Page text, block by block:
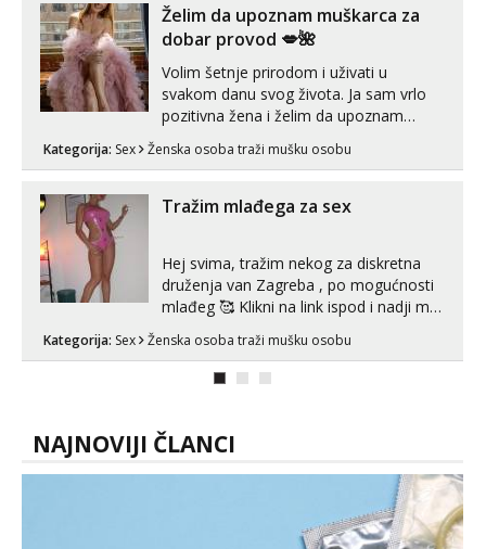
volim njezan seks i njezne poljupce po
tijelu koji me jako pale,obozavam kad
muskar...
Želim da upoznam muškarca za
dobar provod 💋🌺
Volim šetnje prirodom i uživati u
svakom danu svog života. Ja sam vrlo
pozitivna žena i želim da upoznam
može i nešto više.💋🌺 Klikni na link
Kategorija: Sex Ženska osoba traži mušku osobu
Tražim mlađega za sex
Hej svima, tražim nekog za diskretna
druženja van Zagreba , po mogućnosti
mlađeg 🥰 Klikni na link ispod i nadji me
Kategorija: Sex Ženska osoba traži mušku osobu
NAJNOVIJI ČLANCI